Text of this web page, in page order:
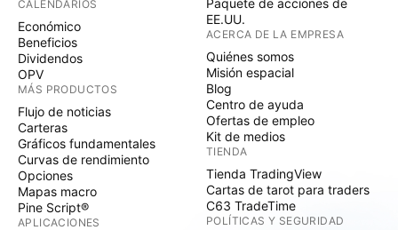
CALENDARIOS
Económico
Beneficios
Dividendos
OPV
MÁS PRODUCTOS
Flujo de noticias
Carteras
Gráficos fundamentales
Curvas de rendimiento
Opciones
Mapas macro
Pine Script®
APLICACIONES
Paquete de acciones de
EE.UU.
ACERCA DE LA EMPRESA
Quiénes somos
Misión espacial
Blog
Centro de ayuda
Ofertas de empleo
Kit de medios
TIENDA
Tienda TradingView
Cartas de tarot para traders
C63 TradeTime
POLÍTICAS Y SEGURIDAD